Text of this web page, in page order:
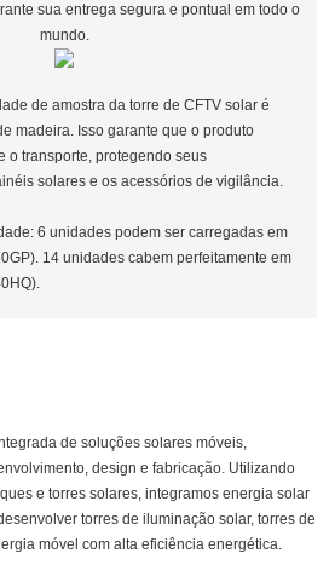
sua entrega segura e pontual em todo o
mundo.
de amostra da torre de CFTV solar é
madeira. Isso garante que o produto
o transporte, protegendo seus
solares e os acessórios de vigilância.
6 unidades podem ser carregadas em
14 unidades cabem perfeitamente em
de soluções solares móveis,
design e fabricação. Utilizando
e torres solares, integramos energia solar
torres de iluminação solar, torres de
móvel com alta eficiência energética.